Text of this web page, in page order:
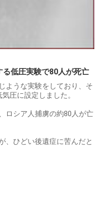
低圧実験で80人が死亡
ような実験をしており、そ
圧に設定しました。
ロシア人捕虜の約80人が亡
、ひどい後遺症に苦んだと